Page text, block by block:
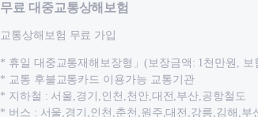
무료 대중교통상해보험
교통상해보험 무료 가입
* 휴일 대중교통재해보장형」(보장금액: 1천만원,
* 교통 후불교통카드 이용가능 교통기관
* 지하철 : 서울,경기,인천,천안,대전,부산,공항철도
* 버스 : 서울,경기,인천,춘천,원주,대전,강릉,김해,부